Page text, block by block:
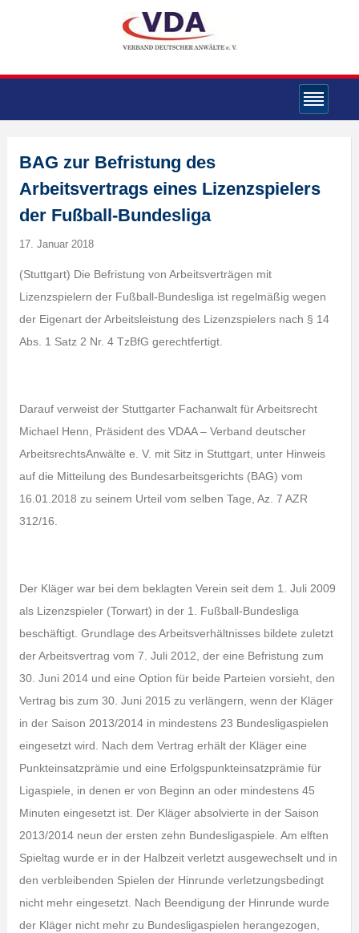
BAG zur Befristung des
Arbeitsvertrags eines Lizenzspielers
der Fußball-Bundesliga
17. Januar 2018
(Stuttgart) Die Befristung von Arbeitsverträgen mit
Lizenzspielern der Fußball-Bundesliga ist regelmäßig wegen
der Eigenart der Arbeitsleistung des Lizenzspielers nach § 14
Abs. 1 Satz 2 Nr. 4 TzBfG gerechtfertigt.
Darauf verweist der Stuttgarter Fachanwalt für Arbeitsrecht
Michael Henn, Präsident des VDAA – Verband deutscher
ArbeitsrechtsAnwälte e. V. mit Sitz in Stuttgart, unter Hinweis
auf die Mitteilung des Bundesarbeitsgerichts (BAG) vom
16.01.2018 zu seinem Urteil vom selben Tage, Az. 7 AZR
312/16.
Der Kläger war bei dem beklagten Verein seit dem 1. Juli 2009
als Lizenzspieler (Torwart) in der 1. Fußball-Bundesliga
beschäftigt. Grundlage des Arbeitsverhältnisses bildete zuletzt
der Arbeitsvertrag vom 7. Juli 2012, der eine Befristung zum
30. Juni 2014 und eine Option für beide Parteien vorsieht, den
Vertrag bis zum 30. Juni 2015 zu verlängern, wenn der Kläger
in der Saison 2013/2014 in mindestens 23 Bundesligaspielen
eingesetzt wird. Nach dem Vertrag erhält der Kläger eine
Punkteinsatzprämie und eine Erfolgspunkteinsatzprämie für
Ligaspiele, in denen er von Beginn an oder mindestens 45
Minuten eingesetzt ist. Der Kläger absolvierte in der Saison
2013/2014 neun der ersten zehn Bundesligaspiele. Am elften
Spieltag wurde er in der Halbzeit verletzt ausgewechselt und in
den verbleibenden Spielen der Hinrunde verletzungsbedingt
nicht mehr eingesetzt. Nach Beendigung der Hinrunde wurde
der Kläger nicht mehr zu Bundesligaspielen herangezogen,